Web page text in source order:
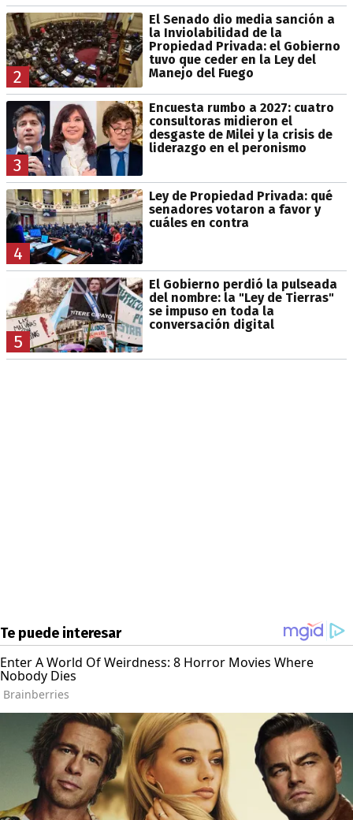
2
El Senado dio media sanción a
la Inviolabilidad de la
Propiedad Privada: el Gobierno
tuvo que ceder en la Ley del
Manejo del Fuego
3
Encuesta rumbo a 2027: cuatro
consultoras midieron el
desgaste de Milei y la crisis de
liderazgo en el peronismo
4
Ley de Propiedad Privada: qué
senadores votaron a favor y
cuáles en contra
5
El Gobierno perdió la pulseada
del nombre: la "Ley de Tierras"
se impuso en toda la
conversación digital